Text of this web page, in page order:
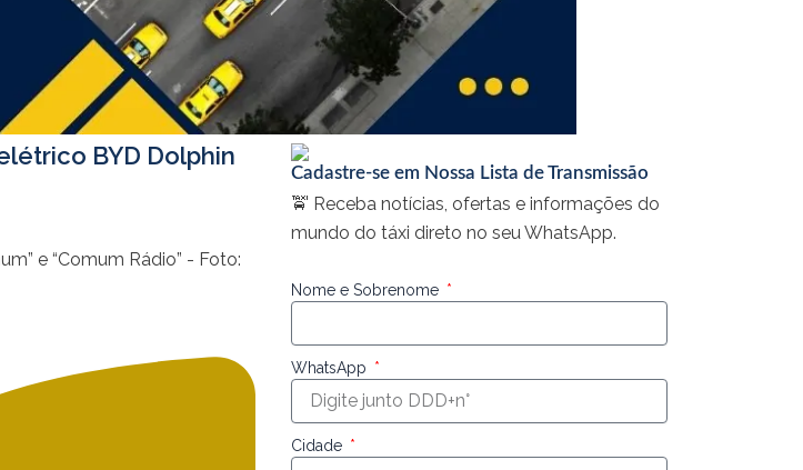
BYD Dolphin
e “Comum Rádio” - Foto:
Cadastre-se em Nossa Lista de Transmissão
🚖 Receba notícias, ofertas e informações do
mundo do táxi direto no seu WhatsApp.
Nome e Sobrenome
WhatsApp
Cidade